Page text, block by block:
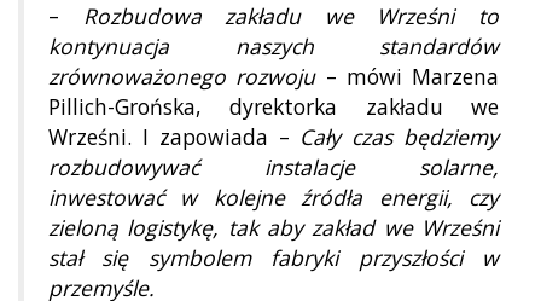
– Rozbudowa zakładu we Wrześni to
kontynuacja naszych standardów
zrównoważonego rozwoju – mówi Marzena
Pillich-Grońska, dyrektorka zakładu we
Wrześni. I zapowiada – Cały czas będziemy
rozbudowywać instalacje solarne,
inwestować w kolejne źródła energii, czy
zieloną logistykę, tak aby zakład we Wrześni
stał się symbolem fabryki przyszłości w
przemyśle.